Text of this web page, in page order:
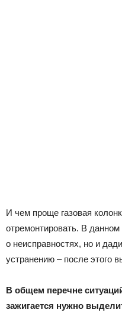
И чем проще газовая
отремонтировать. В
о неисправностях, но и
устранению – после этого
В общем перечне
зажигается нужно